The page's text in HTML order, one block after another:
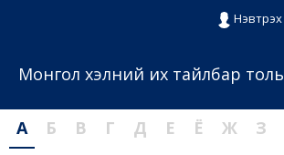
Нэвтрэх
Монгол хэлний их тайлбар толь
А Б В Г Д Е Ё Ж З